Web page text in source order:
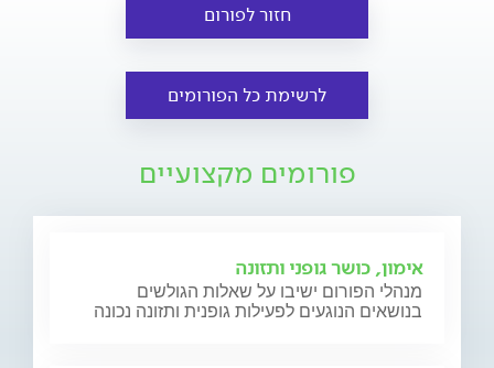
חזור לפורום
לרשימת כל הפורומים
פורומים מקצועיים
אימון, כושר גופני ותזונה
מנהלי הפורום ישיבו על שאלות הגולשים
בנושאים הנוגעים לפעילות גופנית ותזונה נכונה